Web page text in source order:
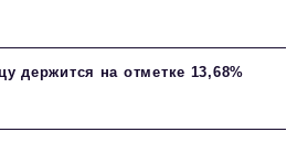
держится на отметке 13,68%